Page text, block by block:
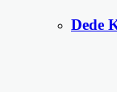
Dede